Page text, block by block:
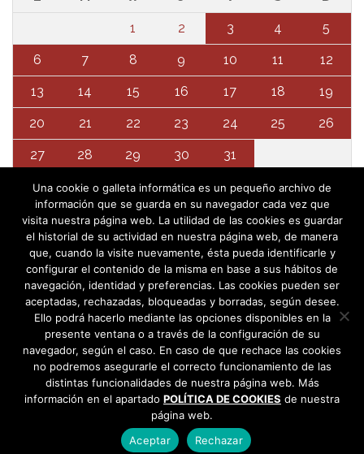
1 2 3 4 5
6 7 8 9 10 11 12
13 14 15 16 17 18 19
20 21 22 23 24 25 26
27 28 29 30 31
Una cookie o galleta informática es un pequeño archivo de
información que se guarda en su navegador cada vez que
visita nuestra página web. La utilidad de las cookies es guardar
el historial de su actividad en nuestra página web, de manera
que, cuando la visite nuevamente, ésta pueda identificarle y
configurar el contenido de la misma en base a sus hábitos de
navegación, identidad y preferencias. Las cookies pueden ser
aceptadas, rechazadas, bloqueadas y borradas, según desee.
Ello podrá hacerlo mediante las opciones disponibles en la
presente ventana o a través de la configuración de su
navegador, según el caso. En caso de que rechace las cookies
no podremos asegurarle el correcto funcionamiento de las
distintas funcionalidades de nuestra página web. Más
información en el apartado POLÍTICA DE COOKIES de nuestra
página web.
Aceptar
Rechazar